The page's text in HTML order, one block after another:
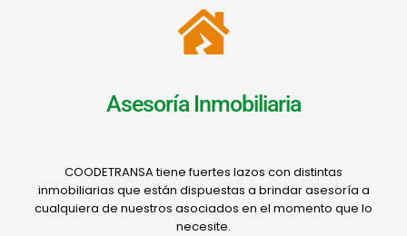
Asesoría Inmobiliaria
COODETRANSA tiene fuertes lazos con distintas
inmobiliarias que están dispuestas a brindar asesoría a
cualquiera de nuestros asociados en el momento que lo
necesite.